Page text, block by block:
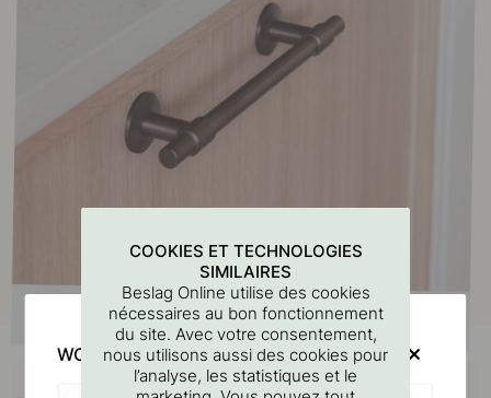
Achetez avec
COOKIES ET TECHNOLOGIES
SIMILAIRES
Beslag Online utilise des cookies
nécessaires au bon fonctionnement
du site. Avec votre consentement,
nous utilisons aussi des cookies pour
l’analyse, les statistiques et le
WOULD YOU RATHER VISIT?